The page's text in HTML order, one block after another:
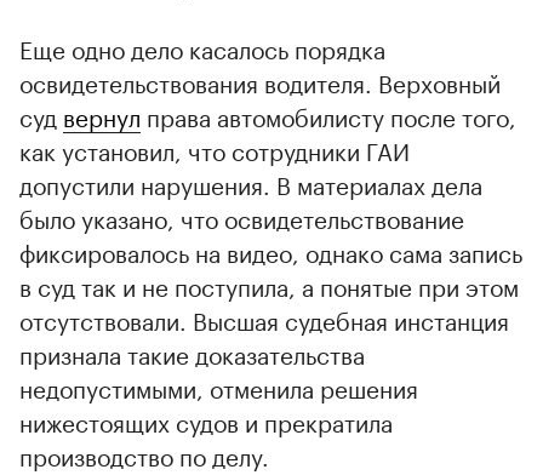
Еще одно дело касалось порядка
освидетельствования водителя. Верховный
суд вернул права автомобилисту после того,
как установил, что сотрудники ГАИ
допустили нарушения. В материалах дела
было указано, что освидетельствование
фиксировалось на видео, однако сама запись
в суд так и не поступила, а понятые при этом
отсутствовали. Высшая судебная инстанция
признала такие доказательства
недопустимыми, отменила решения
нижестоящих судов и прекратила
производство по делу.